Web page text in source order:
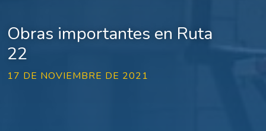
Obras importantes en Ruta
22
17 DE NOVIEMBRE DE 2021